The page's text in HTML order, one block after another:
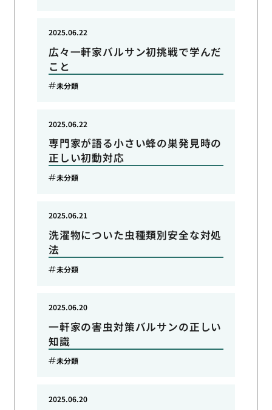
広々一軒家バルサン初挑戦で学んだ
こと
2025.06.22
未分類
専門家が語る小さい蜂の巣発見時の
正しい初動対応
2025.06.22
未分類
洗濯物についた虫種類別安全な対処
法
2025.06.21
未分類
一軒家の害虫対策バルサンの正しい
知識
2025.06.20
未分類
2025.06.20